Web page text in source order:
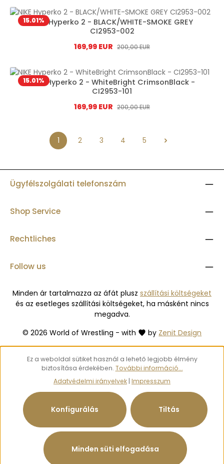
15.01%
NIKE Hyperko 2 - BLACK/WHITE-SMOKE GREY
CI2953-002
Eladási ár:
169,99 EUR Normál ár:
200,00 EUR
15.01%
NIKE Hyperko 2 - WhiteBright CrimsonBlack -
CI2953-101
Eladási ár:
169,99 EUR Normál ár:
200,00 EUR
Oldal
1 Oldal
2 Oldal
3 Oldal
4 Oldal
5
Ügyfélszolgálati telefonszám
Shop Service
Rechtliches
Follow us
© 2026 World of Wrestling - with by Zenit Design
Minden ár tartalmazza az áfát plusz szállítási költségeket
és az esetleges szállítási költségeket, ha másként nincs
megadva.
Ez a weboldal sütiket használ a lehető legjobb élmény
biztosítása érdekében. További információ...
Adatvédelmi irányelvek | Impresszum
Tiltás
Konfigurálás
Minden süti elfogadása